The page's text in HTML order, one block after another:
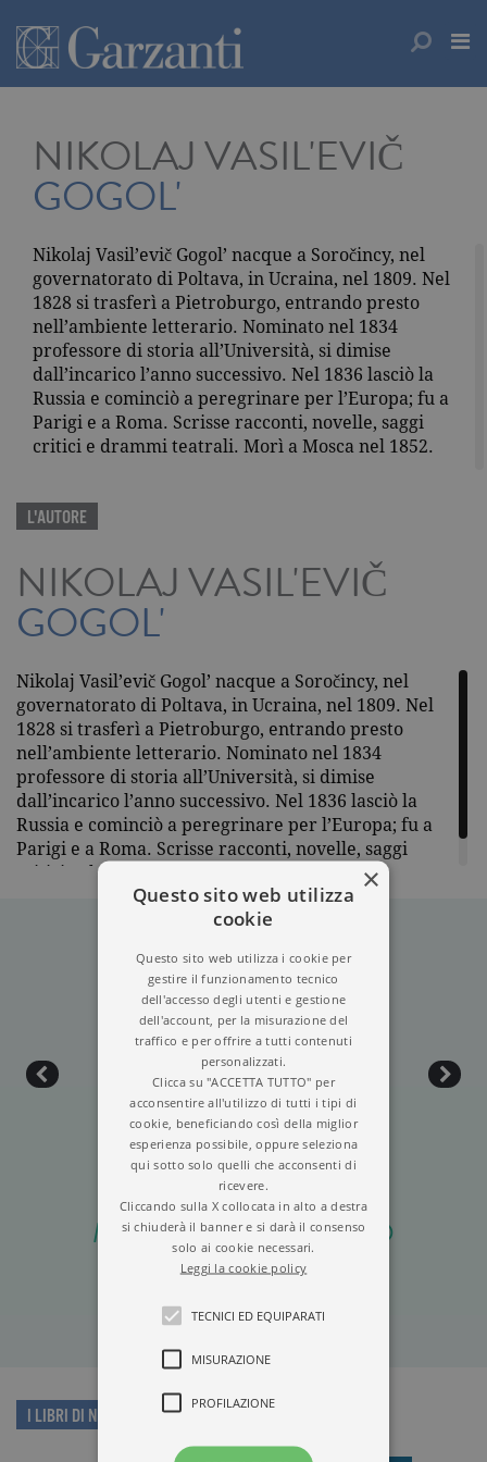
NIKOLAJ VASIL'EVIČ
GOGOL'
Nikolaj Vasil’evič Gogol’ nacque a Soročincy, nel
governatorato di Poltava, in Ucraina, nel 1809. Nel
1828 si trasferì a Pietroburgo, entrando presto
nell’ambiente letterario. Nominato nel 1834
professore di storia all’Università, si dimise
dall’incarico l’anno successivo. Nel 1836 lasciò la
Russia e cominciò a peregrinare per l’Europa; fu a
Parigi e a Roma. Scrisse racconti, novelle, saggi
critici e drammi teatrali. Morì a Mosca nel 1852.
L'AUTORE
NIKOLAJ VASIL'EVIČ
GOGOL'
Nikolaj Vasil’evič Gogol’ nacque a Soročincy, nel
governatorato di Poltava, in Ucraina, nel 1809. Nel
1828 si trasferì a Pietroburgo, entrando presto
nell’ambiente letterario. Nominato nel 1834
professore di storia all’Università, si dimise
dall’incarico l’anno successivo. Nel 1836 lasciò la
Russia e cominciò a peregrinare per l’Europa; fu a
Parigi e a Roma. Scrisse racconti, novelle, saggi
critici e drammi teatrali. Morì a Mosca nel 1852.
MEMORIE DI UN PAZZO
I LIBRI DI NIKOLAJ VASIL'EVIČ GOGOL'
×
Questo sito web utilizza
cookie
Questo sito web utilizza i cookie per
gestire il funzionamento tecnico
dell'accesso degli utenti e gestione
dell'account, per la misurazione del
traffico e per offrire a tutti contenuti
personalizzati.
Clicca su "ACCETTA TUTTO" per
acconsentire all'utilizzo di tutti i tipi di
cookie, beneficiando così della miglior
esperienza possibile, oppure seleziona
qui sotto solo quelli che acconsenti di
ricevere.
Cliccando sulla X collocata in alto a destra
si chiuderà il banner e si darà il consenso
solo ai cookie necessari.
Leggi la cookie policy
TECNICI ED EQUIPARATI
MISURAZIONE
PROFILAZIONE